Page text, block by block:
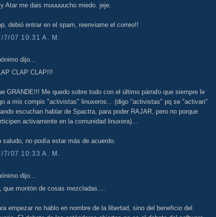
Atar me dais muuuuucho miedo. jeje.
debió entrar en el spam, reenviame el correo!!
7/07 10:31 A. M.
dijo...
CLAP CLAP!!!
GRANDE!!! Me quedo sobre todo con el último párrafo que siempre le
a mis compis "activistas" linuxeros... (digo "activistas" pq se "activan"
escuchan hablar de Spactra, para poder RAJAR, pero no porque
activamente en la comunidad linuxera)...
saludo, no podía estar más de acuerdo.
7/07 10:33 A. M.
dijo...
que montón de cosas mezcladas....
empezar no hablo en nombre de la libertad, sino del beneficio del